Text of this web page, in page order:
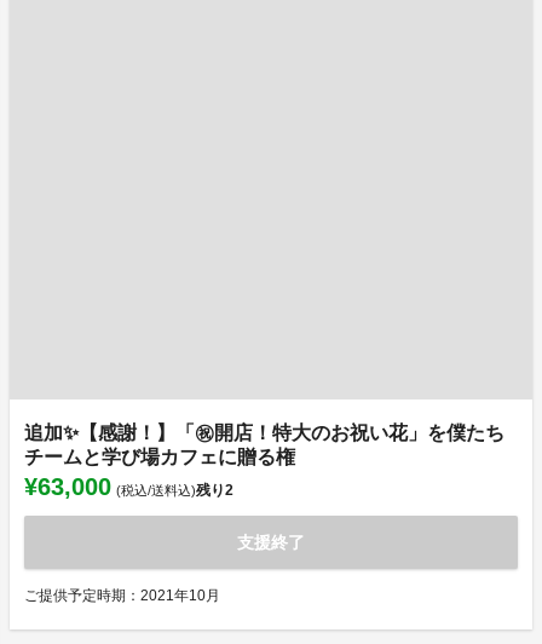
追加✨【感謝！】「㊗️開店！特大のお祝い花」を僕たち
チームと学び場カフェに贈る権
¥63,000 (税込/送料込)残り2
支援終了
ご提供予定時期：2021年10月